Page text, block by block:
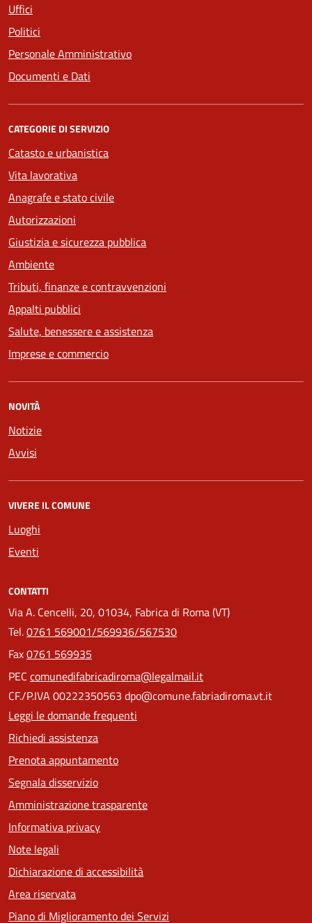
Uffici
Politici
Personale Amministrativo
Documenti e Dati
CATEGORIE DI SERVIZIO
Catasto e urbanistica
Vita lavorativa
Anagrafe e stato civile
Autorizzazioni
Giustizia e sicurezza pubblica
Ambiente
Tributi, finanze e contravvenzioni
Appalti pubblici
Salute, benessere e assistenza
Imprese e commercio
NOVITÀ
Notizie
Avvisi
VIVERE IL COMUNE
Luoghi
Eventi
CONTATTI
Via A. Cencelli, 20, 01034, Fabrica di Roma (VT)
Tel.0761 569001/569936/567530
Fax0761 569935
PEC comunedifabricadiroma@legalmail.it
CF./P.IVA 00222350563 dpo@comune.fabriadiroma.vt.it
Leggi le domande frequenti
Richiedi assistenza
Prenota appuntamento
Segnala disservizio
Amministrazione trasparente
Informativa privacy
Note legali
Dichiarazione di accessibilità
Area riservata
Piano di Miglioramento dei Servizi